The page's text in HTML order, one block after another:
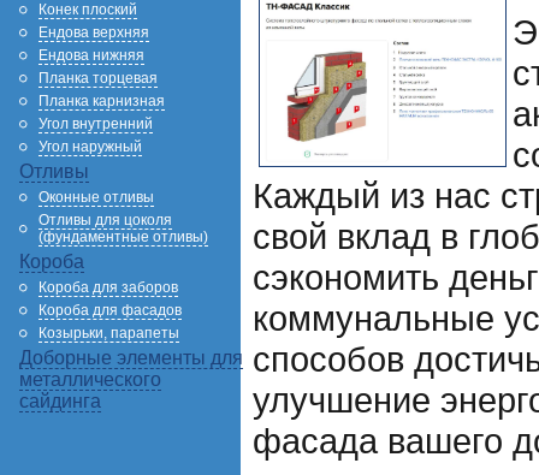
Конек плоский
Ендова верхняя
Ендова нижняя
Планка торцевая
Планка карнизная
Угол внутренний
Угол наружный
Отливы
Оконные отливы
Отливы для цоколя
(фундаментные отливы)
Короба
Короба для заборов
Короба для фасадов
Козырьки, парапеты
Доборные элементы для
металлического
сайдинга
Каждый из нас
свой вклад в
сэкономить
коммунальные
способов
улучшение
фасада вашего